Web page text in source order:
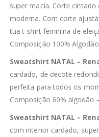
super macia. Corte
moderna. Com corte
tua t-shirt feminina de
Composição 100%
Sweatshirt NATAL –
cardado, de decote
perfeita para todos os
Composição 60% algodão
Sweatshirt NATAL –
com interior cardado,